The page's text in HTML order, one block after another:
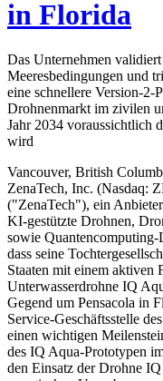
in Florida
Das Unternehmen
Meeresbedingungen und
eine schnellere Version-2-
Drohnenmarkt im zivilen
Jahr 2034 voraussichtlich
wird
Vancouver, British
ZenaTech, Inc.
("ZenaTech"), ein
KI-gestützte Drohnen,
sowie Quantencomputing-
dass seine
Staaten mit einem aktiven
Unterwasserdrohne IQ
Gegend um Pensacola in
Service-Geschäftsstelle
einen wichtigen
des IQ Aqua-Prototypen
den Einsatz der Drohne